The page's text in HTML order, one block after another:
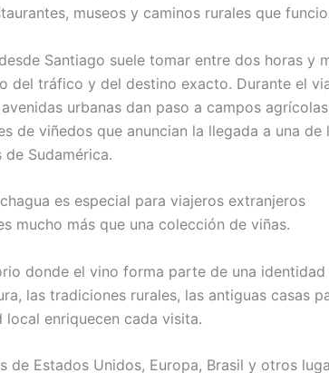
museos y caminos rurales que
Santiago suele tomar entre dos horas y
del tráfico y del destino exacto. Durante el
urbanas dan paso a campos
de viñedos que anuncian la llegada a una
Sudamérica.
es especial para viajeros extranjeros
mucho más que una colección de viñas.
donde el vino forma parte de una
las tradiciones rurales, las antiguas casas
local enriquecen cada visita.
de Estados Unidos, Europa, Brasil y otros